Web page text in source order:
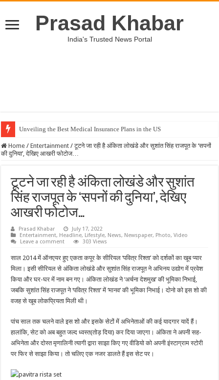
Prasad Khabar
India's Trusted News Portal
Unveiling the Best Medical Insurance Plans in the US
Home / Entertainment / टूटने जा रही है अंकिता लोखंडे और सुशांत सिंह राजपूत के ‘सपनों
की दुनिया’, देखिए आखरी फोटोज…
टूटने जा रही है अंकिता लोखंडे और सुशांत
सिंह राजपूत के ‘सपनों की दुनिया’, देखिए
आखरी फोटोज…
Prasad Khabar
July 17, 2022
Entertainment, Headline, Lifestyle, News, Newspaper, Photo,Video
Leave a comment
303 Views
साल 2014 में ऑनएयर हुए एकता कपूर के सीरियल ‘पवित्र रिश्ता’ को दर्शकों का खूब प्यार
मिला। इसी सीरियल से अंकिता लोखंडे और सुशांत सिंह राजपूत ने अभिनय उद्योग में प्रवेश
किया और घर-घर में नाम बन गए। अंकिता लोखंड ने ‘अर्चना देशमुख’ की भूमिका निभाई,
जबकि सुशांत सिंह राजपूत ने ‘पवित्र रिश्ता’ में ‘मानव’ की भूमिका निभाई। दोनो को इस शो की
वजह से खूब लोकप्रियता मिली थी।
पांच साल तक चलने वाले इस शो और इसके सेटों में अभिनेताओं की कई यादगार यादें हैं।
हालांकि, सेट को अब बहुत जल्द ध्वस्त(तोड़ दिया) कर दिया जाएगा। अंकिता ने अपनी सह-
अभिनेता और दोस्त मृणालिनी त्यागी द्वारा साझा किए गए वीडियो को अपनी इंस्टाग्राम स्टोरी
पर फिर से साझा किया। तो चलिए एक नजर डालते हैं इस सेट पर।